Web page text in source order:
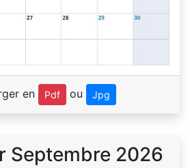
en Pdf ou Jpg
Septembre 2026